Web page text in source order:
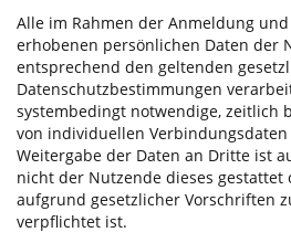
Alle im Rahmen der Anmeldung
erhobenen persönlichen Daten der
entsprechend den geltenden
Datenschutzbestimmungen
systembedingt notwendige, zeitlich
von individuellen
Weitergabe der Daten an Dritte ist
nicht der Nutzende dieses gestattet
aufgrund gesetzlicher Vorschriften
verpflichtet ist.